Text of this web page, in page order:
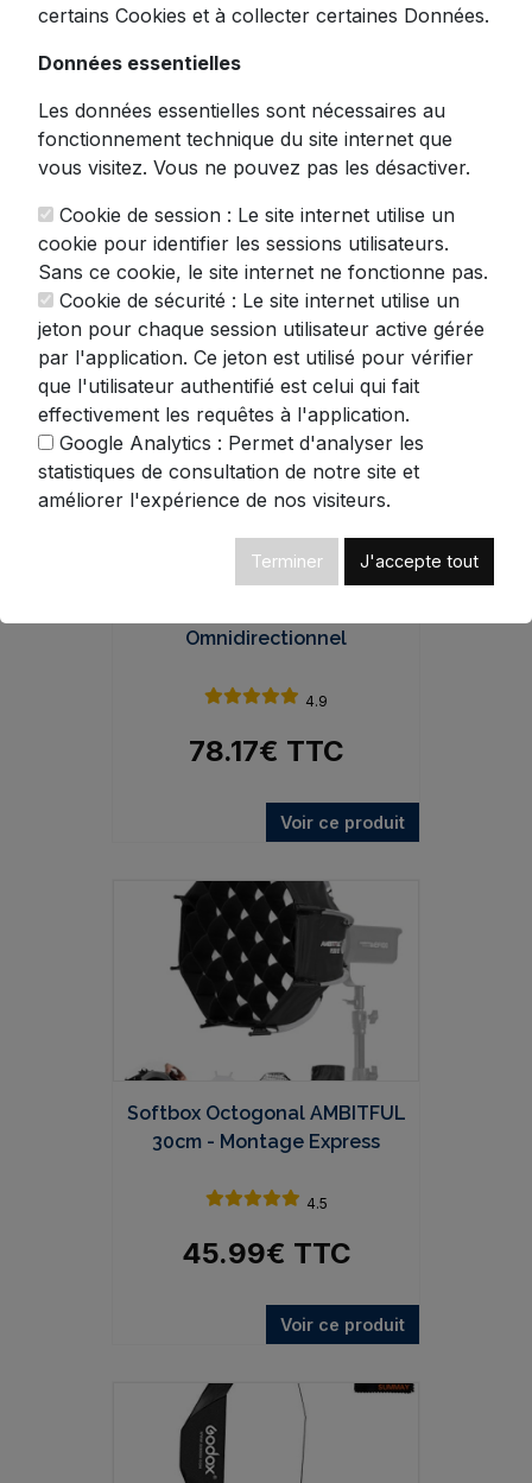
Diffuseur avec Grille 60x90 cm
4.8
28.03 €TTC
Voir ce produit
Softbox Lanterne NEEWER
Omnidirectionnel
4.9
78.17€ TTC
Voir ce produit
Softbox Octogonal AMBITFUL
30cm - Montage Express
4.5
45.99€ TTC
Voir ce produit
certains Cookies et à collecter certaines Données.
Données essentielles
Les données essentielles sont nécessaires au
fonctionnement technique du site internet que
vous visitez. Vous ne pouvez pas les désactiver.
Cookie de session : Le site internet utilise un
cookie pour identifier les sessions utilisateurs.
Sans ce cookie, le site internet ne fonctionne pas.
Cookie de sécurité : Le site internet utilise un
jeton pour chaque session utilisateur active gérée
par l'application. Ce jeton est utilisé pour vérifier
que l'utilisateur authentifié est celui qui fait
effectivement les requêtes à l'application.
Google Analytics : Permet d'analyser les
statistiques de consultation de notre site et
améliorer l'expérience de nos visiteurs.
Terminer J'accepte tout